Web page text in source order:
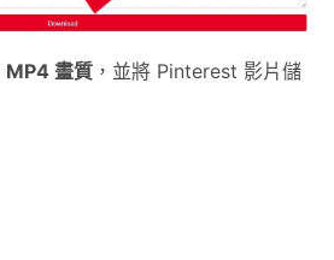
MP4 畫質 ，並將 Pinterest 影片儲